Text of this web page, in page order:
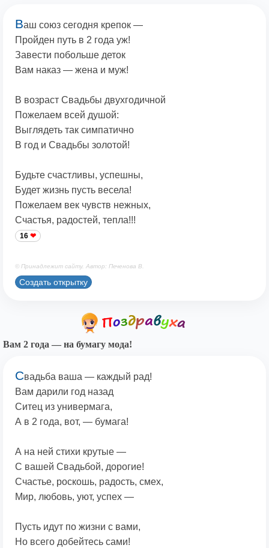
Ваш союз сегодня крепок —
Пройден путь в 2 года уж!
Завести побольше деток
Вам наказ — жена и муж!
В возраст Свадьбы двухгодичной
Пожелаем всей душой:
Выглядеть так симпатично
В год и Свадьбы золотой!
Будьте счастливы, успешны,
Будет жизнь пусть весела!
Пожелаем век чувств нежных,
Счастья, радостей, тепла!!!
16
© Принадлежит сайту. Автор: Печенова В.
Создать открытку
Вам 2 года — на бумагу мода!
Свадьба ваша — каждый рад!
Вам дарили год назад
Ситец из универмага,
А в 2 года, вот, — бумага!
А на ней стихи крутые —
С вашей Свадьбой, дорогие!
Счастье, роскошь, радость, смех,
Мир, любовь, уют, успех —
Пусть идут по жизни с вами,
Но всего добейтесь сами!